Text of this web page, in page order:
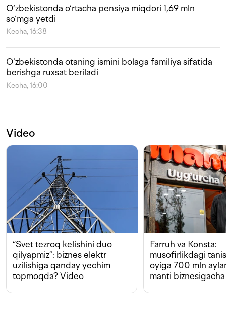
O‘zbekistonda o‘rtacha pensiya miqdori 1,69 mln
so‘mga yetdi
Kecha, 16:38
O‘zbekistonda otaning ismini bolaga familiya sifatida
berishga ruxsat beriladi
Kecha, 16:00
Video
“Svet tezroq kelishini duo
qilyapmiz”: biznes elektr
uzilishiga qanday yechim
topmoqda? Video
Farruh va Konsta:
musofirlikdagi
oyiga 700 mln
manti biznesigacha